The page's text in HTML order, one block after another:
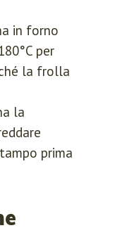
in forno
per
la frolla
la
prima